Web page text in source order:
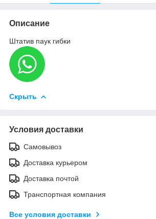
Описание
Штатив паук гибки
Скрыть
Условия доставки
Самовывоз
Доставка курьером
Доставка почтой
Транспортная компания
Все условия доставки